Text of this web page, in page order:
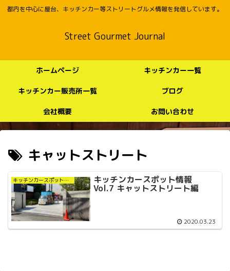
都内を中心に屋台、キッチンカー等ストリートグルメ情報を発信しています。
Street Gourmet Journal
ホームページ キッチンカー一覧
キッチンカー販売所一覧 ブログ
会社概要 お問い合わせ
キャットストリート
キッチンカースポット情報 キッチンカースポット情報
Vol.7 キャットストリート編
2020.03.23